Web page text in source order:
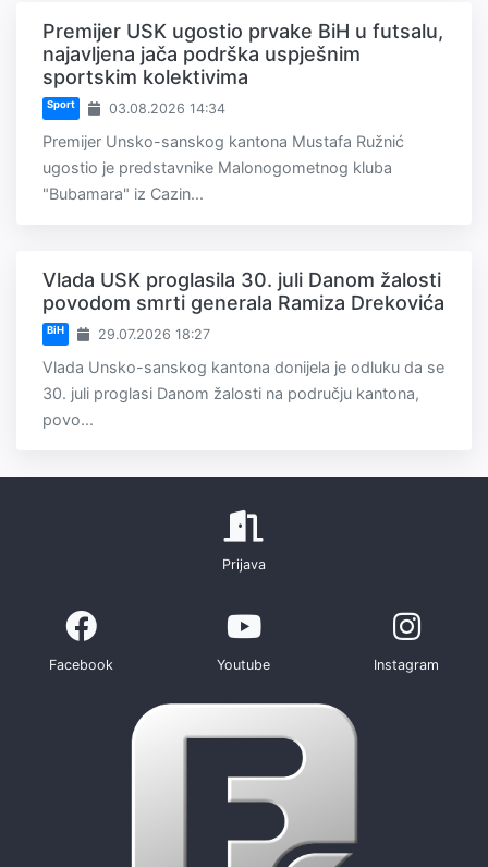
Premijer USK ugostio prvake BiH u futsalu,
najavljena jača podrška uspješnim
sportskim kolektivima
Sport 03.08.2026 14:34
Premijer Unsko-sanskog kantona Mustafa Ružnić
ugostio je predstavnike Malonogometnog kluba
"Bubamara" iz Cazin...
Vlada USK proglasila 30. juli Danom žalosti
povodom smrti generala Ramiza Drekovića
BiH 29.07.2026 18:27
Vlada Unsko-sanskog kantona donijela je odluku da se
30. juli proglasi Danom žalosti na području kantona,
povo...
Prijava
Facebook Youtube Instagram